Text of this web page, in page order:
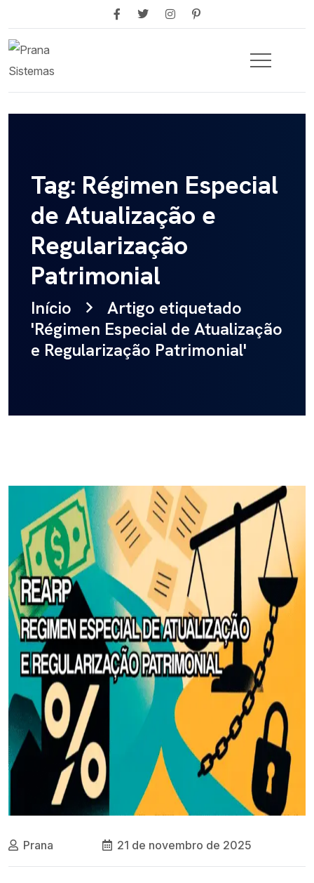
Tag: Régimen Especial
de Atualização e
Regularização
Patrimonial
Início
Artigo etiquetado
'Régimen Especial de Atualização
e Regularização Patrimonial'
Prana 21 de novembro de 2025